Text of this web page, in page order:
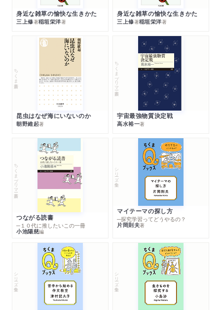
身近な雑草の愉快な生きかた
三上修著稲垣栄洋著
身近な雑草の愉快な生きかた
三上修著稲垣栄洋著
ちくま新書
昆虫はなぜ海にいないのか
朝野維起著
ちくまプリマー新書
宇宙最強物質決定戦
高水裕一著
ちくまプリマー新書
つながる読書
─１０代に推したいこの一冊
小池陽慈編
シリーズ・全集
マイテーマの探し方
─探究学習ってどうやるの？
片岡則夫著
シリーズ・全集 シリーズ・全集